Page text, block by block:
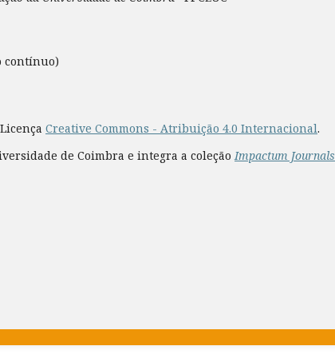
contínuo)
Creative Commons - Atribuição 4.0 Internacional.
de Coimbra e integra a coleçãoImpactum Journals